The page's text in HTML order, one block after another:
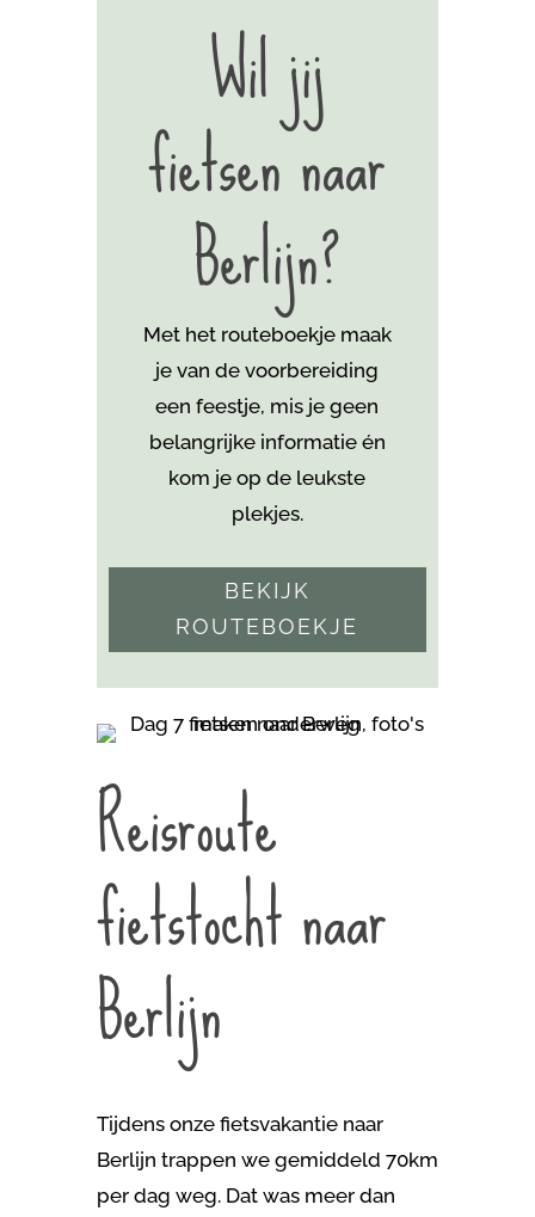
Wil jij
fietsen naar
Berlijn?
Met het routeboekje maak
je van de voorbereiding
een feestje, mis je geen
belangrijke informatie én
kom jeop de leukste
plekjes.
BEKIJK
ROUTEBOEKJE
Reisroute
fietstocht naar
Berlijn
Tijdens onze fietsvakantie naar
Berlijn trappen we gemiddeld 70km
per dag weg. Dat was meer dan